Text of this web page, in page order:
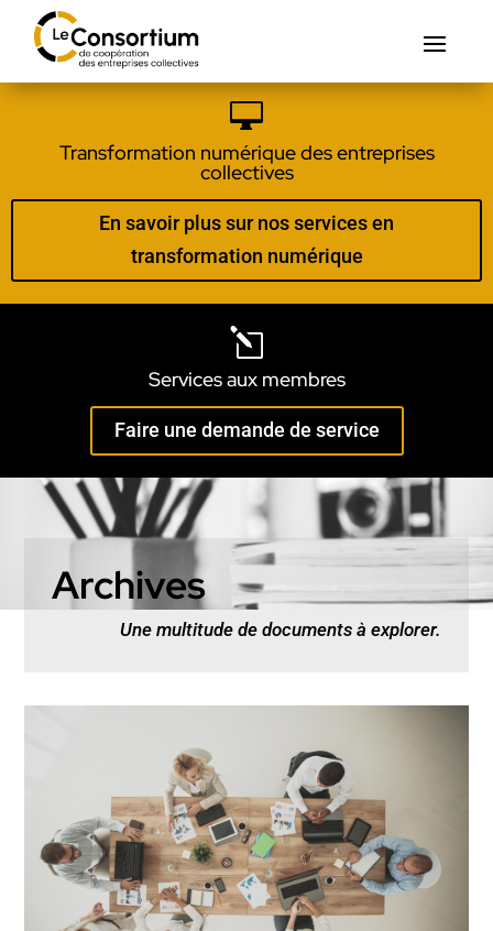

Transformation numérique des entreprises
collectives
En savoir plus sur nos services en
transformation numérique
l
Services aux membres
Faire une demande de service
Archives
Une multitude de documents à explorer.